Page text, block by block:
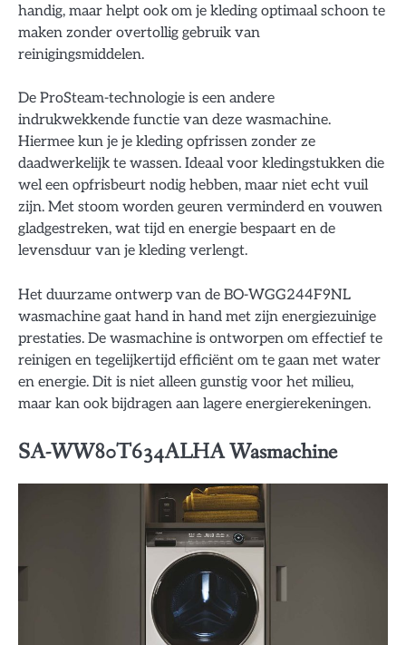
handig, maar helpt ook om je kleding optimaal schoon te
maken zonder overtollig gebruik van
reinigingsmiddelen.
De ProSteam-technologie is een andere
indrukwekkende functie van deze wasmachine.
Hiermee kun je je kleding opfrissen zonder ze
daadwerkelijk te wassen. Ideaal voor kledingstukken die
wel een opfrisbeurt nodig hebben, maar niet echt vuil
zijn. Met stoom worden geuren verminderd en vouwen
gladgestreken, wat tijd en energie bespaart en de
levensduur van je kleding verlengt.
Het duurzame ontwerp van de BO-WGG244F9NL
wasmachine gaat hand in hand met zijn energiezuinige
prestaties. De wasmachine is ontworpen om effectief te
reinigen en tegelijkertijd efficiënt om te gaan met water
en energie. Dit is niet alleen gunstig voor het milieu,
maar kan ook bijdragen aan lagere energierekeningen.
SA-WW80T634ALHA Wasmachine